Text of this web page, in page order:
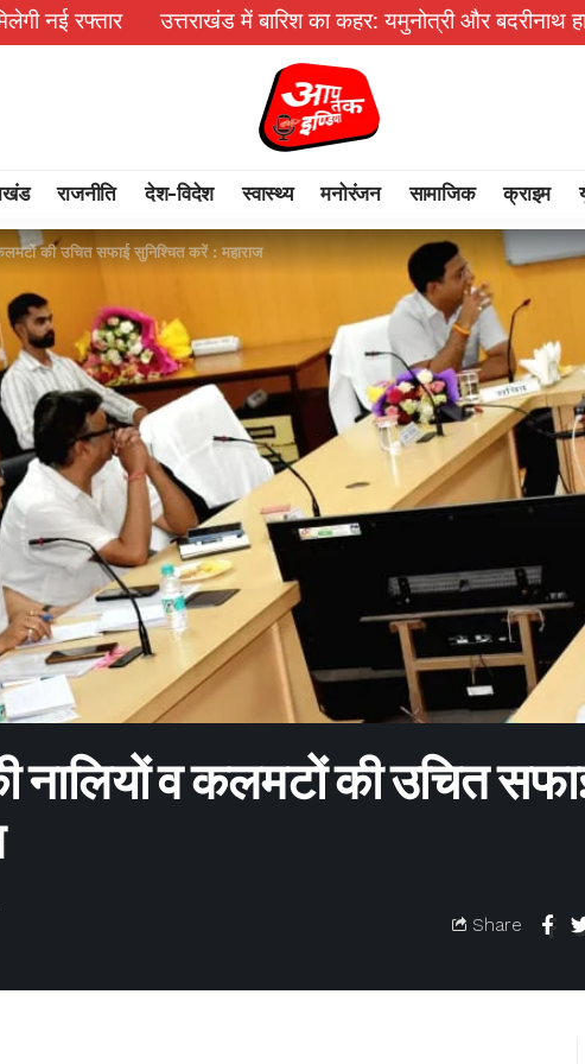
में बारिश का कहर: यमुनोत्री और बदरीनाथ हाईवे पर भूस्खलन, कई
राजनीति देश-विदेश स्वास्थ्य मनोरंजन सामाजिक क्राइम
की उचित सफाई सुनिश्चित करें : महाराज
नालियों व कलमटों की उचित
Share